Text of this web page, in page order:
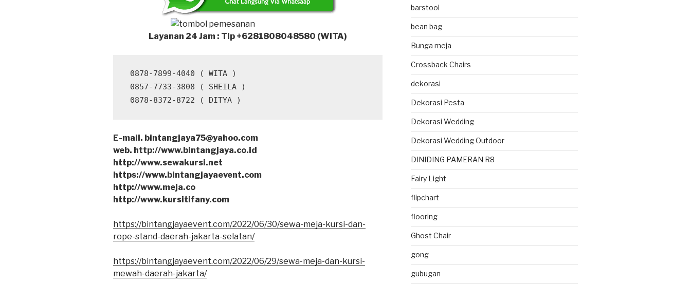
Layanan 24 Jam : Tlp +6281808048580 (WITA)
0878-8372-8722 ( DITYA )
E-mail. bintangjaya75@yahoo.com
web. http://www.bintangjaya.co.id
http://www.sewakursi.net
https://www.bintangjayaevent.com
http://www.meja.co
http://www.kursitifany.com
https://bintangjayaevent.com/2022/06/30/sewa-meja-kursi-dan-
rope-stand-daerah-jakarta-selatan/
https://bintangjayaevent.com/2022/06/29/sewa-meja-dan-kursi-
mewah-daerah-jakarta/
barstool
bean bag
Bunga meja
Crossback Chairs
dekorasi
Dekorasi Pesta
Dekorasi Wedding
Dekorasi Wedding Outdoor
DINIDING PAMERAN R8
Fairy Light
flipchart
flooring
Ghost Chair
gong
gubugan